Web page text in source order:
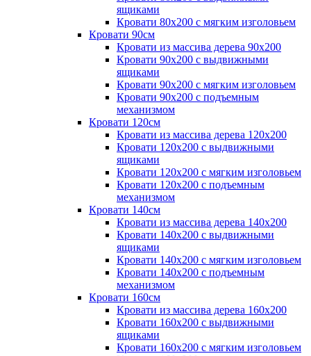
ящиками
Кровати 80х200 с мягким изголовьем
Кровати 90см
Кровати из массива дерева 90х200
Кровати 90х200 с выдвижными
ящиками
Кровати 90х200 с мягким изголовьем
Кровати 90х200 с подъемным
механизмом
Кровати 120см
Кровати из массива дерева 120х200
Кровати 120х200 с выдвижными
ящиками
Кровати 120х200 с мягким изголовьем
Кровати 120х200 с подъемным
механизмом
Кровати 140см
Кровати из массива дерева 140х200
Кровати 140х200 с выдвижными
ящиками
Кровати 140х200 с мягким изголовьем
Кровати 140х200 с подъемным
механизмом
Кровати 160см
Кровати из массива дерева 160х200
Кровати 160х200 с выдвижными
ящиками
Кровати 160х200 с мягким изголовьем